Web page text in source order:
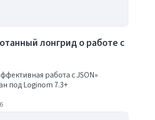
лонгрид о работе с
работа с JSON»
под Loginom 7.3+